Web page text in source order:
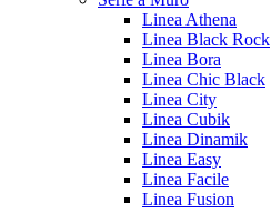
Linea Athena
Linea Black Rock
Linea Bora
Linea Chic Black
Linea City
Linea Cubik
Linea Dinamik
Linea Easy
Linea Facile
Linea Fusion